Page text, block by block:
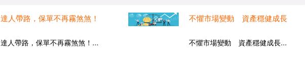
達人帶路，保單不再霧煞煞！
達人帶路，保單不再霧煞煞！...
不懼市場變動 資產穩健成長
不懼市場變動 資產穩健成長...